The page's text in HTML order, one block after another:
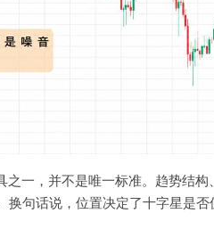
之一，并不是唯一标准。趋势结
句话说，位置决定了十字星是否